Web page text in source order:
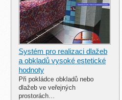
Systém pro realizaci dlažeb
a obkladů vysoké estetické
hodnoty
Při pokládce obkladů nebo
dlažeb ve veřejných
prostorách…